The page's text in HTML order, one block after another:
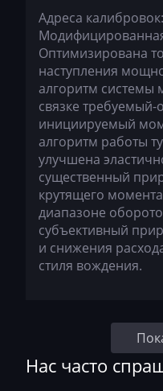
RostSelMash
Rottne
Rover
Saab
Saic
Samsung
Sandvik
Sany
Scania
SEM
Адреса
Оптимизирована
наступления
алгоритм системы
связке
инициируемый
алгоритм работы
улучшена
существенный
крутящего
диапазоне
субъективный
и снижения
стиля вождения.
Нас часто